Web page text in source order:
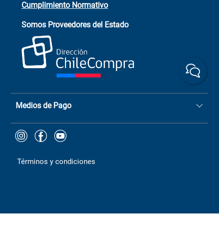
+(73) 256
ChileCompras
+56 9 9888 9549
Cumplimiento Normativo
Somos Proveedores del Estado
Medios de Pago
Términos y condiciones